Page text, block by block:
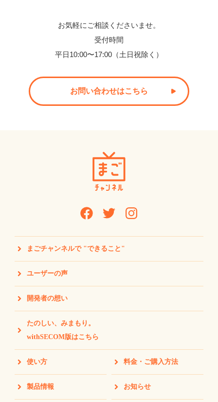
お気軽にご相談くださいませ。
受付時間
平日10:00〜17:00（土日祝除く）
お問い合わせはこちら
まごチャンネルで "できること"
ユーザーの声
開発者の想い
たのしい、みまもり。
withSECOM版はこちら
使い方 料金・ご購入方法
製品情報 お知らせ